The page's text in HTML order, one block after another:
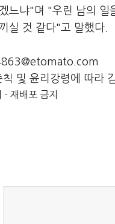
느냐"며 "우린 남의
실 것 같다"고 말했다.
및 윤리강령에 따라
재배포 금지